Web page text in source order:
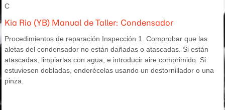
C
Kia Rio (YB) Manual de Taller: Condensador
Procedimientos de reparación Inspección 1. Comprobar que las
aletas del condensador no están dañadas o atascadas. Si están
atascadas, limpiarlas con agua, e introducir aire comprimido. Si
estuviesen dobladas, enderécelas usando un destornillador o una
pinza.